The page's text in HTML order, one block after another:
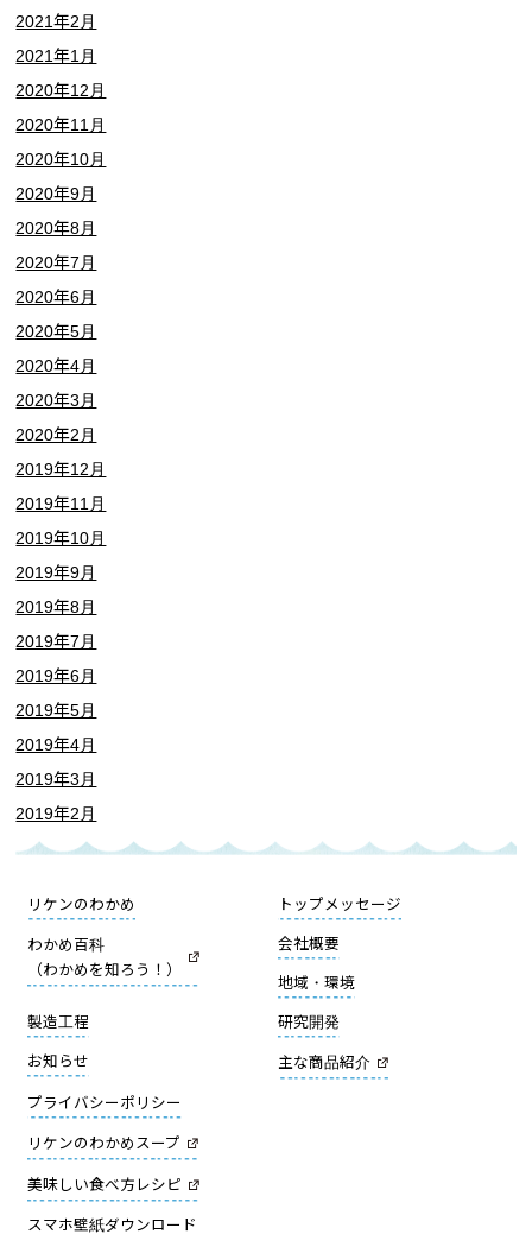
2021年2月
2021年1月
2020年12月
2020年11月
2020年10月
2020年9月
2020年8月
2020年7月
2020年6月
2020年5月
2020年4月
2020年3月
2020年2月
2019年12月
2019年11月
2019年10月
2019年9月
2019年8月
2019年7月
2019年6月
2019年5月
2019年4月
2019年3月
2019年2月
リケンのわかめ トップメッセージ
わかめ百科
（わかめを知ろう！）
会社概要
地域・環境
製造工程 研究開発
お知らせ 主な商品紹介
プライバシーポリシー
リケンのわかめスープ
美味しい食べ方レシピ
スマホ壁紙ダウンロード